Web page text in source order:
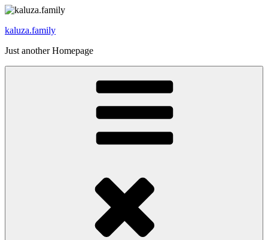
Zum
springen
kaluza.family
Just another Homepage